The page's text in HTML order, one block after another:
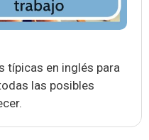
típicas en inglés para
las posibles